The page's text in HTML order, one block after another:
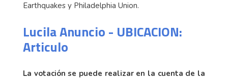
Earthquakes y Philadelphia Union.
Lucila Anuncio - UBICACION:
Articulo
La votación se puede realizar en la cuenta de la